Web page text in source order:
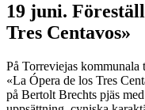
19 juni.
Tres Centavos»
På Torreviejas kommunala
«La Ópera de los Tres
på Bertolt Brechts pjäs